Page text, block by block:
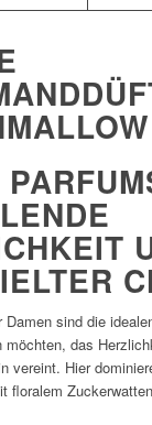
W
sind die
das
vereint. Hier
floralem